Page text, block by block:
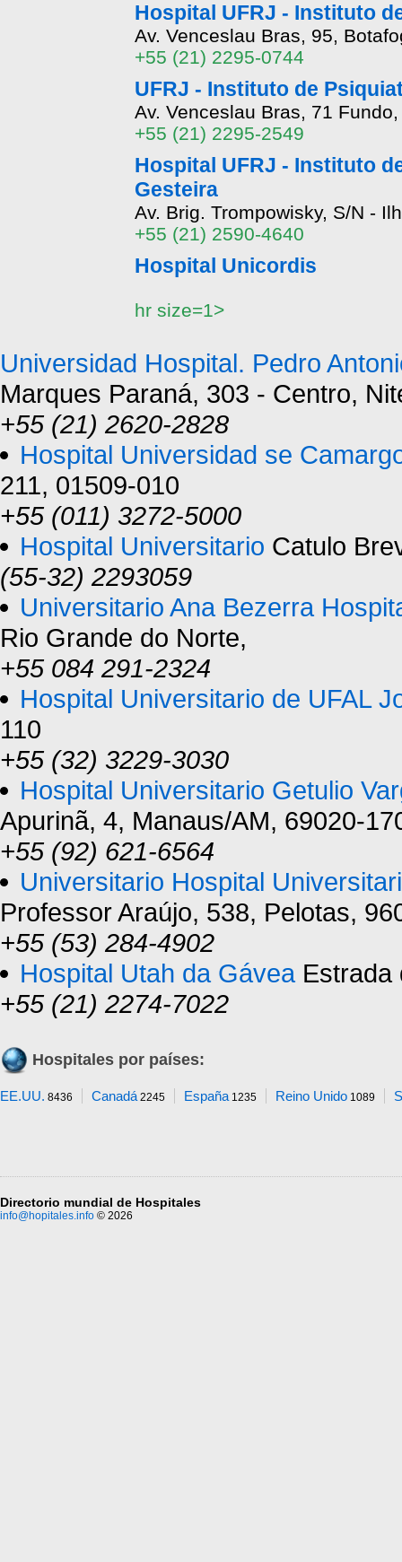
Hospital UFRJ - Instituto
Av. Venceslau Bras, 95,
+55 (21) 2295-0744
UFRJ - Instituto de
Av. Venceslau Bras, 71
+55 (21) 2295-2549
Hospital UFRJ - Instituto
Gesteira
Av. Brig. Trompowisky, S/N -
+55 (21) 2590-4640
Hospital Unicordis
hr size=1>
Universidad Hospital. Pedro
Marques Paraná, 303 - Centro,
+55 (21) 2620-2828
Hospital Universidad se
211, 01509-010
+55 (011) 3272-5000
Hospital Universitario Catulo
(55-32) 2293059
Universitario Ana Bezerra
Rio Grande do Norte,
+55 084 291-2324
Hospital Universitario de UFAL
110
+55 (32) 3229-3030
Hospital Universitario Getulio
Apurinã, 4, Manaus/AM, 69020-
+55 (92) 621-6564
Universitario Hospital
Professor Araújo, 538, Pelotas,
+55 (53) 284-4902
Hospital Utah da Gávea Estrada
+55 (21) 2274-7022
Hospitales por países:
EE.UU. 8436 Canadá2245 España1235 Reino Unido 1089
Directorio mundial de Hospitales
info@hopitales.info © 2026